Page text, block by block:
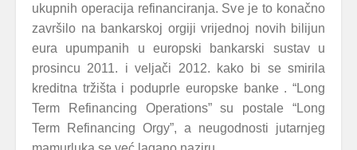
ukupnih operacija refinanciranja. Sve je to konačno
završilo na bankarskoj orgiji vrijednoj novih bilijun
eura upumpanih u europski bankarski sustav u
prosincu 2011. i veljači 2012. kako bi se smirila
kreditna tržišta i poduprle europske banke . “Long
Term Refinancing Operations” su postale “Long
Term Refinancing Orgy”, a neugodnosti jutarnjeg